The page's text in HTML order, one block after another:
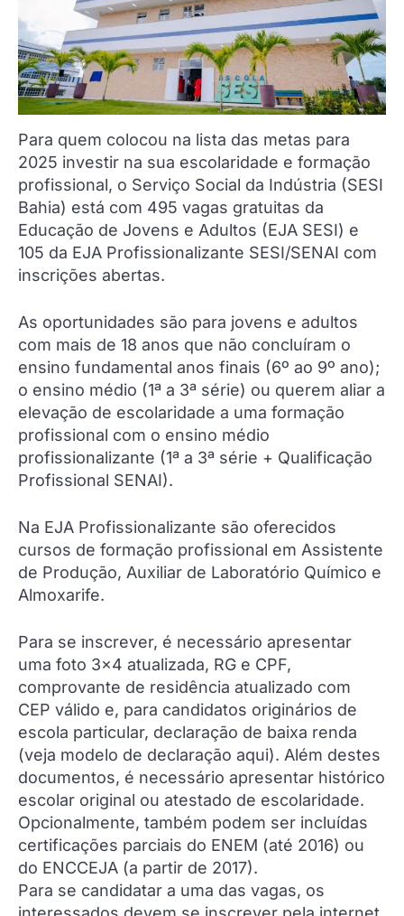
Para quem colocou na lista das metas para
2025 investir na sua escolaridade e formação
profissional, o Serviço Social da Indústria (SESI
Bahia) está com 495 vagas gratuitas da
Educação de Jovens e Adultos (EJA SESI) e
105 da EJA Profissionalizante SESI/SENAI com
inscrições abertas.
As oportunidades são para jovens e adultos
com mais de 18 anos que não concluíram o
ensino fundamental anos finais (6º ao 9º ano);
o ensino médio (1ª a 3ª série) ou querem aliar a
elevação de escolaridade a uma formação
profissional com o ensino médio
profissionalizante (1ª a 3ª série + Qualificação
Profissional SENAI).
Na EJA Profissionalizante são oferecidos
cursos de formação profissional em Assistente
de Produção, Auxiliar de Laboratório Químico e
Almoxarife.
Para se inscrever, é necessário apresentar
uma foto 3×4 atualizada, RG e CPF,
comprovante de residência atualizado com
CEP válido e, para candidatos originários de
escola particular, declaração de baixa renda
(veja modelo de declaração aqui). Além destes
documentos, é necessário apresentar histórico
escolar original ou atestado de escolaridade.
Opcionalmente, também podem ser incluídas
certificações parciais do ENEM (até 2016) ou
do ENCCEJA (a partir de 2017).
Para se candidatar a uma das vagas, os